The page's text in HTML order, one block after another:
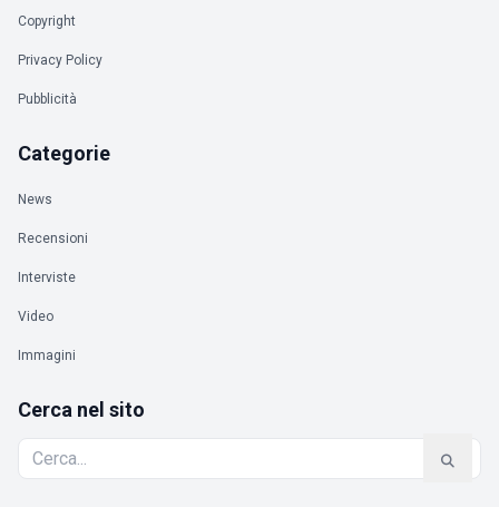
Copyright
Privacy Policy
Pubblicità
Categorie
News
Recensioni
Interviste
Video
Immagini
Cerca nel sito